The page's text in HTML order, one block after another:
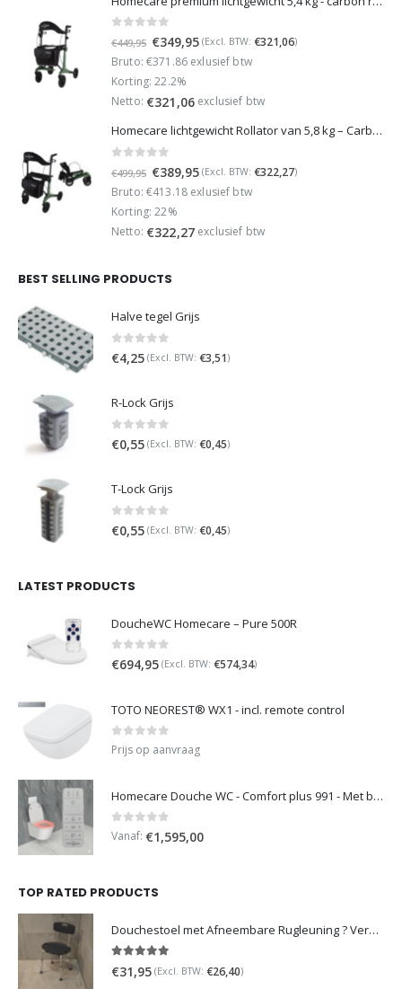
out of 5
€449,95 Oorspronkelijke
prijs
was:
€449,95.
€349,95Huidige
prijs
€349,95.
(Excl. BTW: €321,06)
Bruto: €371.86 exlusief btw
Korting: 22.2%
Netto: €321,06exclusief btw
Homecare lichtgewicht Rollator van 5,8 kg – Carbon rollator tot 150 kg draaggewicht – Dubbel opvouwbaar en inclusief reistas - Groen
€499,95 Oorspronkelijke
prijs
was:
€499,95.
€389,95Huidige
prijs
€389,95.
(Excl. BTW: €322,27)
Bruto: €413.18 exlusief btw
Korting: 22%
Netto: €322,27exclusief btw
BEST SELLING PRODUCTS
Halve tegel Grijs
€4,25 (Excl. BTW: €3,51)
R-Lock Grijs
0 out of 5
€0,55 (Excl. BTW: €0,45)
T-Lock Grijs
0 out of 5
€0,55 (Excl. BTW: €0,45)
LATEST PRODUCTS
DoucheWC Homecare – Pure 500R
0 out of 5
€694,95 (Excl. BTW: €574,34)
TOTO NEOREST® WX1 - incl. remote control
0 out of 5
Prijs op aanvraag
Homecare Douche WC - Comfort plus 991 - Met brilverwarming
0 out of 5
Vanaf: €1,595,00
TOP RATED PRODUCTS
Douchestoel met Afneembare Rugleuning ? Verstelbaar Douchekrukje ? Grijs
€31,95 (Excl. BTW: €26,40)